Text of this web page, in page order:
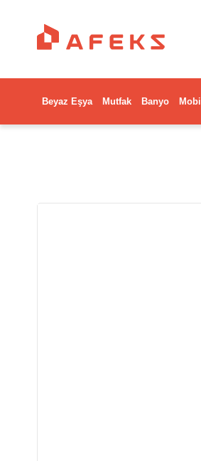
Beyaz Eşya Mutfak Banyo